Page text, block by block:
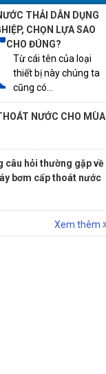
THẢI DÂN DỤNG
CHỌN LỰA SAO
CHO ĐÚNG?
Từ cái tên của loại
thiết bị này chúng ta
cũng có...
NƯỚC CHO MÙA
câu hỏi thường gặp về
bơm cấp thoát nước
Xem thêm